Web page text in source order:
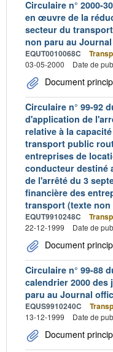
Circulaire n° 2000-
en œuvre de la
secteur du
non paru au
EQUT0010068C
03-05-2000
Date de
Document
Circulaire n° 99-92
d'application de
relative à la
transport public
entreprises de
conducteur destiné
de l'arrêté du 3
financière des
transport (texte
EQUT9910248C
22-12-1999
Date de
Document
Circulaire n° 99-88
calendrier 2000
paru au Journal
EQUS9910240C
13-12-1999
Date de
Document